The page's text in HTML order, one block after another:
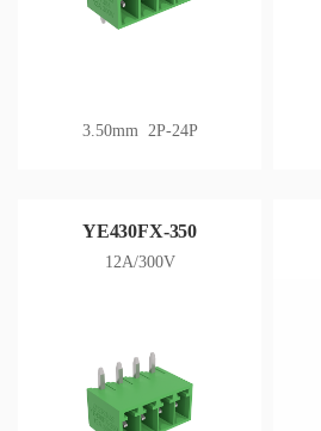
3.50mm 2P-24P
YE430FX-350
12A/300V